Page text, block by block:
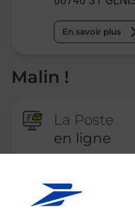
En savoir plus
Malin !
La Poste
en ligne
En savoir plus